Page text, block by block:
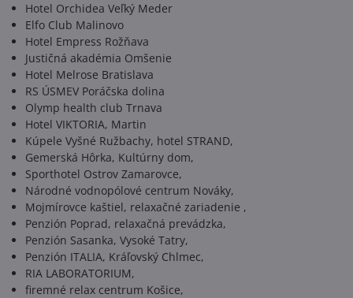
Hotel Orchidea Veľký Meder
Elfo Club Malinovo
Hotel Empress Rožňava
Justičná akadémia Omšenie
Hotel Melrose Bratislava
RS ÚSMEV Poráčska dolina
Olymp health club Trnava
Hotel VIKTORIA, Martin
Kúpele Vyšné Ružbachy, hotel STRAND,
Gemerská Hôrka, Kultúrny dom,
Sporthotel Ostrov Zamarovce,
Národné vodnopólové centrum Nováky,
Mojmírovce kaštiel, relaxačné zariadenie ,
Penzión Poprad, relaxačná prevádzka,
Penzión Sasanka, Vysoké Tatry,
Penzión ITALIA, Kráľovský Chlmec,
RIA LABORATORIUM,
firemné relax centrum Košice,